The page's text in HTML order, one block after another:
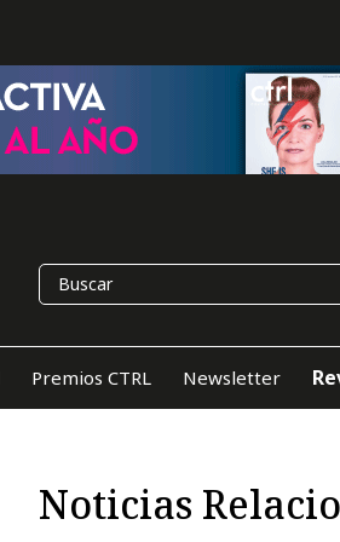
Premios CTRL Newsletter
Noticias